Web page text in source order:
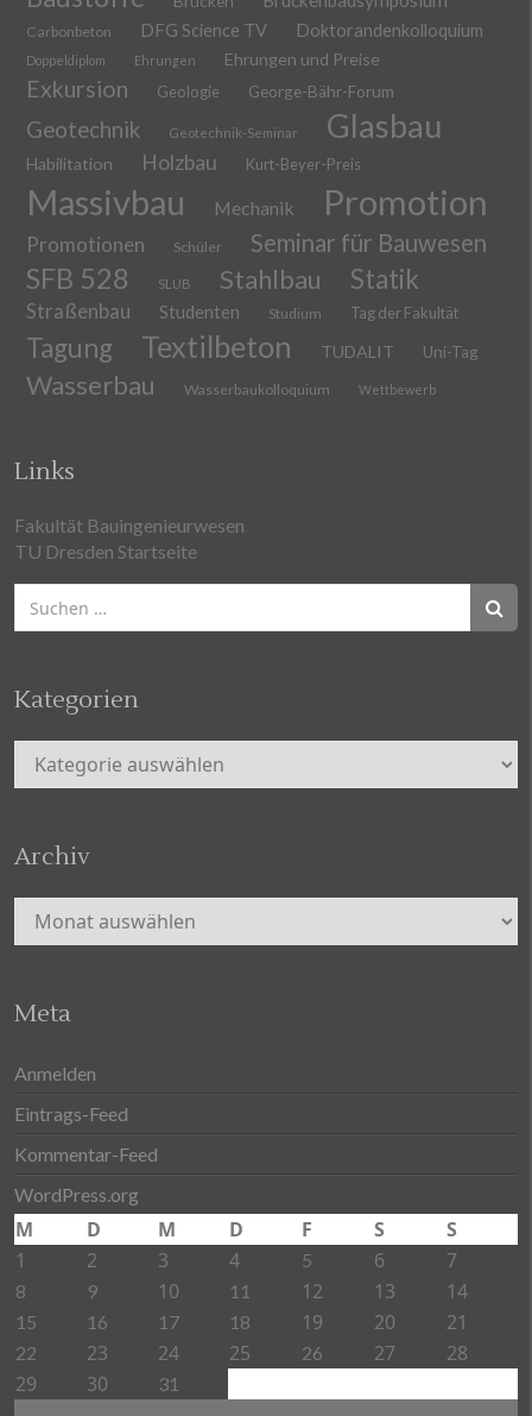
Carbonbeton DFG Science TV Doktorandenkolloquium
Doppeldiplom Ehrungen Ehrungen und Preise
Exkursion Geologie George-Bähr-Forum
Geotechnik Geotechnik-Seminar Glasbau
Habilitation Holzbau Kurt-Beyer-Preis
Massivbau Mechanik Promotion
Promotionen Schüler Seminar für Bauwesen
SFB 528 SLUB Stahlbau Statik
Straßenbau Studenten Studium Tag der Fakultät
Tagung Textilbeton TUDALIT Uni-Tag
Wasserbau Wasserbaukolloquium Wettbewerb
Links
Fakultät Bauingenieurwesen
TU Dresden Startseite
nach:
Kategorien
Kategorien
Archiv
Archiv
Meta
Anmelden
Eintrags-Feed
Kommentar-Feed
WordPress.org
M D M D F S
S
1
2 3 4 5 6 7
8 9 10 11 12 13 14
15 16 17 18 19 20 21
22 23 24 25 26 27
28
29
30 31